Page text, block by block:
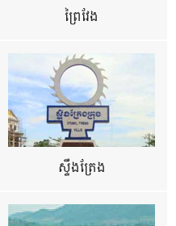
ព្រៃវែង
ស្ទឹងត្រែង